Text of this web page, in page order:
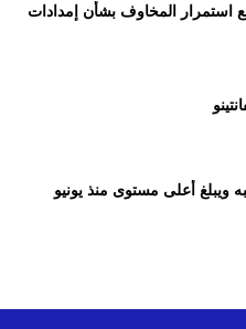
استمرار المخاوف بشأن إمدادات
ويبلغ أعلى مستوى منذ يونيو